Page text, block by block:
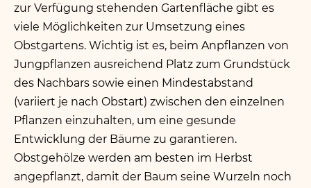
zur Verfügung stehenden Gartenfläche gibt es
viele Möglichkeiten zur Umsetzung eines
Obstgartens. Wichtig ist es, beim Anpflanzen von
Jungpflanzen ausreichend Platz zum Grundstück
des Nachbars sowie einen Mindestabstand
(variiert je nach Obstart) zwischen den einzelnen
Pflanzen einzuhalten, um eine gesunde
Entwicklung der Bäume zu garantieren.
Obstgehölze werden am besten im Herbst
angepflanzt, damit der Baum seine Wurzeln noch